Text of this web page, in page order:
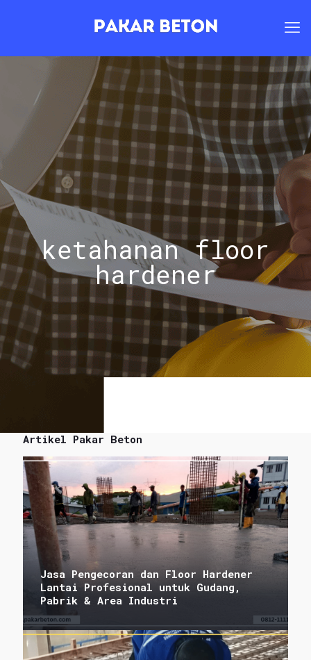
ketahanan floor
hardener
Artikel Pakar Beton
Jasa Pengecoran dan Floor Hardener
Lantai Profesional untuk Gudang,
Pabrik & Area Industri